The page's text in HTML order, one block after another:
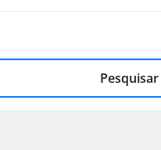
Pesquisar